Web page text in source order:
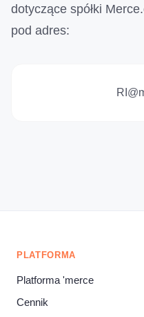
dotyczące spółki
pod adres:
PLATFORMA
Platforma 'merce
Cennik